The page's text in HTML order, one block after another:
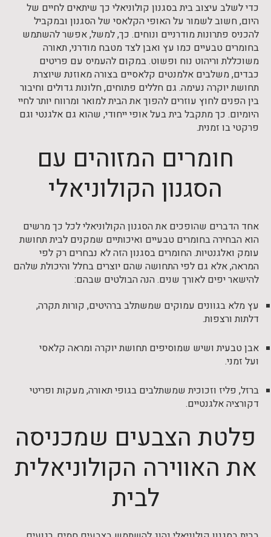
כדי לשלב עיצוב בית בסגנון קולוניאלי כך שיתאים לחיים של
היום, חשוב לשמור על האופי הקלאסי של הסגנון ובמקביל
להכניס פתרונות מודרניים ונוחים. כך, למשל, אפשר להשתמש
בחומרים טבעיים כמו עץ ואבן לצד מטבח מודרני, תאורה
משוכללת וריהוט נוח ופשוט. במקום להעמיס עם פריטים
כבדים, משלבים אלמנטים קלאסיים בצורה מאוזנת שיוצרת
תחושת יוקרה נעימה. גם חללים פתוחים, חלונות גדולים וחיבור
בין הפנים לחוץ עוזרים להפוך את הבית למואר ומרווח יותר לחיי
היומיום. כך מתקבל בית בעל אופי ייחודי, שהוא גם אלגנטי וגם
פרקטי בו זמנית.
חומרים המזוהים עם
הסגנון הקולוניאלי
אחד הדברים שהופכים את הסגנון הקולוניאלי לכל כך מרשים
הוא הבחירה בחומרים טבעיים ואיכותיים שמקנים לבית תחושת
עומק ואלגנטיות. החומרים בסגנון הזה לא נבחרים רק לפי
המראה, אלא גם לפי התחושה שהם יוצרים בחלל והיכולת שלהם
להישאר יפים לאורך שנים. הנה הבולטים שבהם:
עץ מלא בגוונים עמוקים שמשתלב ברהיטים, קורות תקרה,
דלתות ורצפות.
אבן טבעית ושיש שמוסיפים תחושת יוקרה ומראה קלאסי
ועל זמני.
ברזל, פליז וזכוכית שמשתלבים בגופי תאורה, מעקות ופריטי
דקורציה אלגנטיים.
פלטת הצבעים שמכניסה
את האווירה הקולוניאלית
לבית